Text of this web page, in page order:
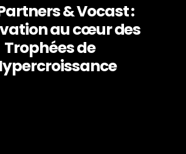
& Vocast :
au cœur des
Trophées de